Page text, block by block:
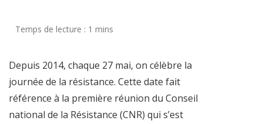
Depuis 2014, chaque 27 mai, on célèbre la
journée de la résistance. Cette date fait
référence à la première réunion du Conseil
national de la Résistance (CNR) qui s’est